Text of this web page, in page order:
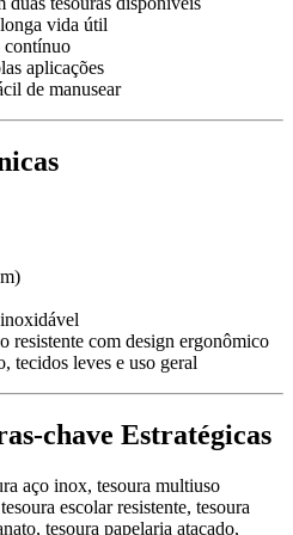
vida útil
contínuo
aplicações
de manusear
resistente com design ergonômico
tecidos leves e uso geral
chave Estratégicas
aço inox, tesoura multiuso
escolar resistente, tesoura
tesoura papelaria atacado,